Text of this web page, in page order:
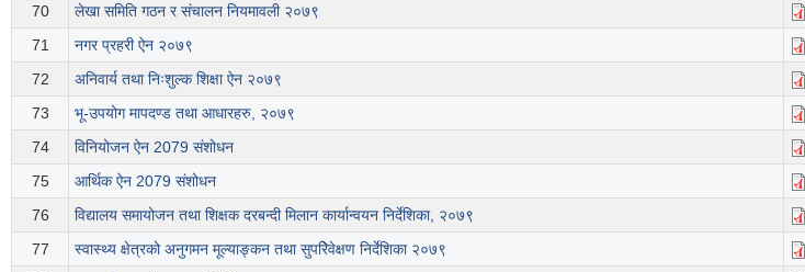
70
लेखा समिति गठन र संचालन नियमावली २०७९
71
नगर प्रहरी ऐन २०७९
72
अनिवार्य तथा निःशुल्क शिक्षा ऐन २०७९
73
भू-उपयोग मापदण्ड तथा आधारहरु, २०७९
74
विनियोजन ऐन 2079 संशोधन
75
आर्थिक ऐन 2079 संशोधन
76
विद्यालय समायोजन तथा शिक्षक दरबन्दी मिलान कार्यान्वयन निर्देशिका, २०७९
77
स्वास्थ्य क्षेत्रको अनुगमन मूल्याङ्कन तथा सुपरिेवेक्षण निर्देशिका २०७९